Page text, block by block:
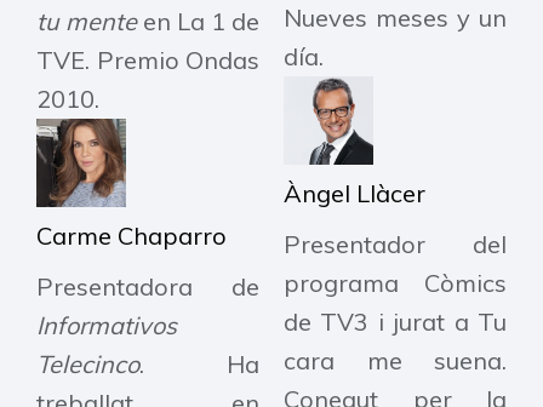
tu menteen La 1 de
TVE. Premio Ondas
2010.
Carme Chaparro
Presentadora de
Informativos
Telecinco. Ha
Nueves meses y un
día.
Àngel Llàcer
Presentador del
programa Còmics
de TV3 i jurat a Tu
cara me suena.
Conegut per la